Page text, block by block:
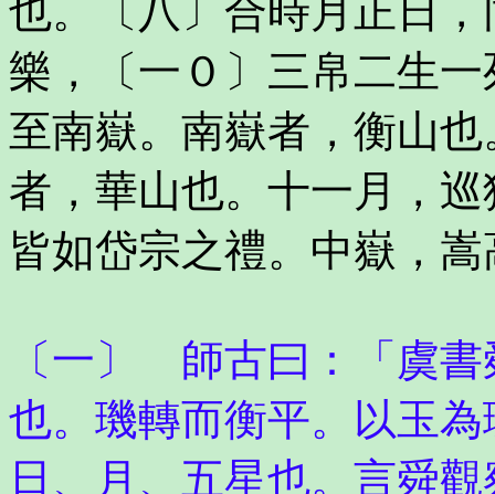
也。〔八〕合時月正日
樂，〔一０〕三帛二生
至南嶽。南嶽者，衡山
者，華山也。十一月，
皆如岱宗之禮。中嶽，
〔一〕 師古曰：「虞
也。璣轉而衡平。以玉
日、月、五星也。言舜